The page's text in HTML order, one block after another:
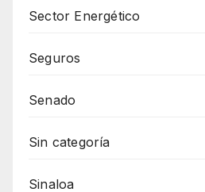
Sector Energético
Seguros
Senado
Sin categoría
Sinaloa